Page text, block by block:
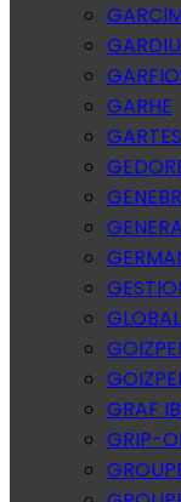
GARHE
GRAF
GRIP-